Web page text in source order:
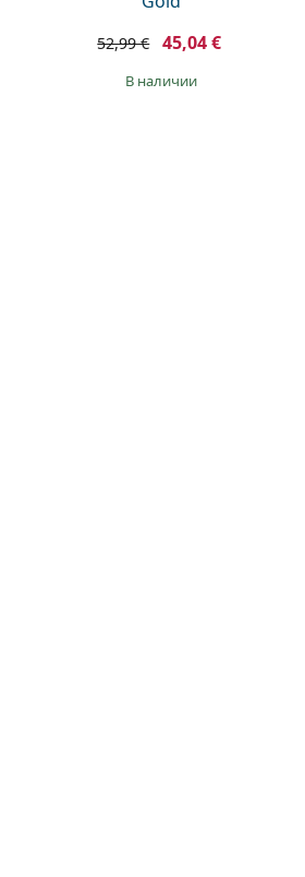
52,99 € 45,04 €
в наличии